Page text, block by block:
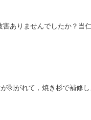
ありませんでしたか？当
剥がれて，焼き杉で補修